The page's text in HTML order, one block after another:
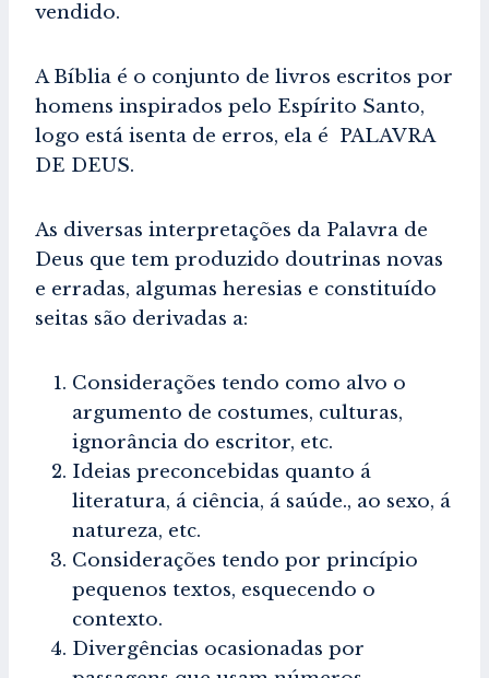
vendido.
A Bíblia é o conjunto de livros escritos por
homens inspirados pelo Espírito Santo,
logo está isenta de erros, ela é PALAVRA
DE DEUS.
As diversas interpretações da Palavra de
Deus que tem produzido doutrinas novas
e erradas, algumas heresias e constituído
seitas são derivadas a:
Considerações tendo como alvo o
argumento de costumes, culturas,
ignorância do escritor, etc.
Ideias preconcebidas quanto á
literatura, á ciência, á saúde., ao sexo, á
natureza, etc.
Considerações tendo por princípio
pequenos textos, esquecendo o
contexto.
Divergências ocasionadas por